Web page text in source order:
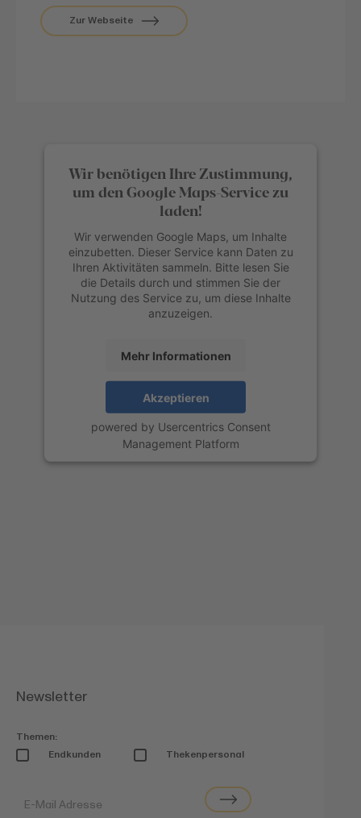
Zur Webseite
Wir benötigen Ihre Zustimmung,
um den Google Maps-Service zu
laden!
Wir verwenden Google Maps, um Inhalte
einzubetten. Dieser Service kann Daten zu
Ihren Aktivitäten sammeln. Bitte lesen Sie
die Details durch und stimmen Sie der
Nutzung des Service zu, um diese Inhalte
anzuzeigen.
Mehr Informationen
Akzeptieren
powered by Usercentrics Consent
Management Platform
Newsletter
Themen:
Endkunden
Thekenpersonal